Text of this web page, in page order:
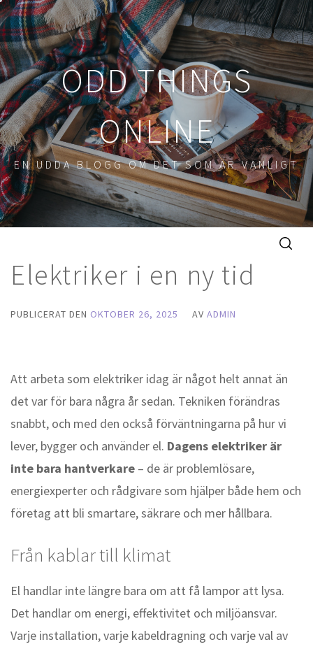
Hoppa
till
innehåll
ODD THINGS
ONLINE
EN UDDA BLOGG OM DET SOM ÄR VANLIGT
Elektriker i en ny tid
PUBLICERAT DEN OKTOBER 26, 2025 AV ADMIN
Att arbeta som elektriker idag är något helt annat än
det var för bara några år sedan. Tekniken förändras
snabbt, och med den också förväntningarna på hur vi
lever, bygger och använder el. Dagens elektriker är
inte bara hantverkare – de är problemlösare,
energiexperter och rådgivare som hjälper både hem och
företag att bli smartare, säkrare och mer hållbara.
Från kablar till klimat
El handlar inte längre bara om att få lampor att lysa.
Det handlar om energi, effektivitet och miljöansvar.
Varje installation, varje kabeldragning och varje val av